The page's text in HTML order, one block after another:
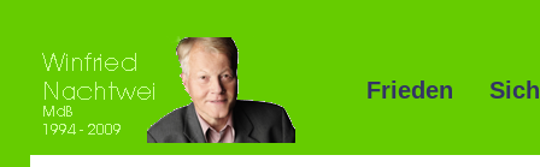
Frieden